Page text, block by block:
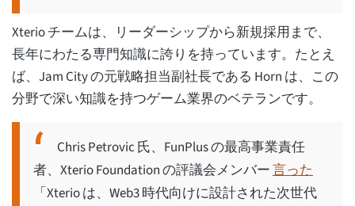
Xterio チームは、リーダーシップから新規採用まで、
長年にわたる専門知識に誇りを持っています。たとえ
ば、Jam City の元戦略担当副社長である Horn は、この
分野で深い知識を持つゲーム業界のベテランです。
Chris Petrovic 氏、FunPlus の最高事業責任
者、Xterio Foundation の評議会メンバー言った
「Xterio は、Web3 時代向けに設計された次世代